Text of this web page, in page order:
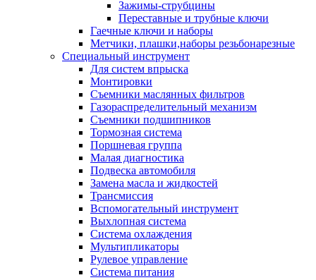
Зажимы-струбцины
Переставные и трубные ключи
Гаечные ключи и наборы
Метчики, плашки,наборы резьбонарезные
Специальный инструмент
Для систем впрыска
Монтировки
Съемники маслянных фильтров
Газораспределительный механизм
Съемники подшипников
Тормозная система
Поршневая группа
Малая диагностика
Подвеска автомобиля
Замена масла и жидкостей
Трансмиссия
Вспомогательный инструмент
Выхлопная система
Система охлаждения
Мультипликаторы
Рулевое управление
Система питания